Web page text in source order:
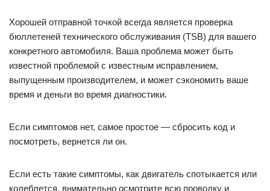
Хорошей отправной точкой всегда является проверка
бюллетеней технического обслуживания (TSB) для вашего
конкретного автомобиля. Ваша проблема может быть
известной проблемой с известным исправлением,
выпущенным производителем, и может сэкономить ваше
время и деньги во время диагностики.
Если симптомов нет, самое простое — сбросить код и
посмотреть, вернется ли он.
Если есть такие симптомы, как двигатель спотыкается или
колеблется, внимательно осмотрите всю проводку и